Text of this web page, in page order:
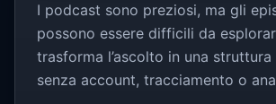
I podcast sono preziosi, ma gli
possono essere difficili da
trasforma l’ascolto in una
senza account, tracciamento o